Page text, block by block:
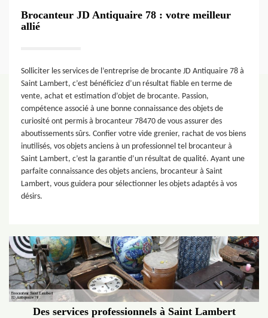
Brocanteur JD Antiquaire 78 : votre meilleur
allié
Solliciter les services de l’entreprise de brocante JD Antiquaire 78 à
Saint Lambert, c’est bénéficiez d’un résultat fiable en terme de
vente, achat et estimation d’objet de brocante. Passion,
compétence associé à une bonne connaissance des objets de
curiosité ont permis à brocanteur 78470 de vous assurer des
aboutissements sûrs. Confier votre vide grenier, rachat de vos biens
inutilisés, vos objets anciens à un professionnel tel brocanteur à
Saint Lambert, c’est la garantie d’un résultat de qualité. Ayant une
parfaite connaissance des objets anciens, brocanteur à Saint
Lambert, vous guidera pour sélectionner les objets adaptés à vos
désirs.
Des services professionnels à Saint Lambert